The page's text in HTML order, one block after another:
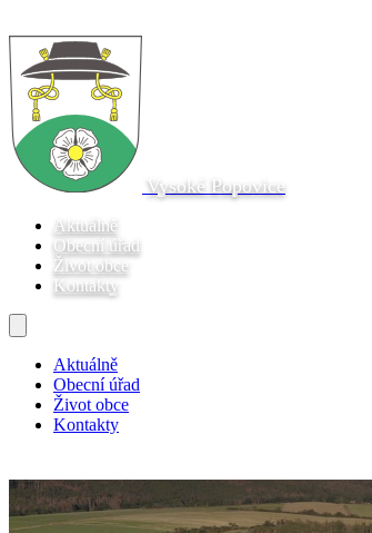
Vysoké Popovice
Aktuálně
Obecní úřad
Život obce
Kontakty
Aktuálně
Obecní úřad
Život obce
Kontakty